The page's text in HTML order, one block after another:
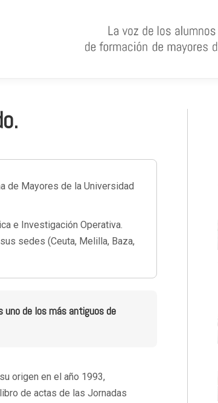
de Mayores de la Universidad
e Investigación Operativa.
sedes (Ceuta, Melilla, Baza,
uno de los más antiguos de
origen en el año 1993,
de actas de las Jornadas